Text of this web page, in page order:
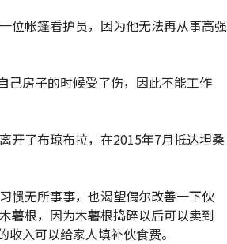
位帐篷看护员，因为他无法再从事高强
房子的时候受了伤，因此不能工作
开了布琼布拉，在2015年7月抵达坦桑
惯无所事事，也渴望偶尔改善一下伙
薯根，因为木薯根捣碎以后可以卖到
入可以给家人填补伙食费。